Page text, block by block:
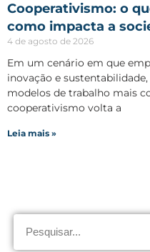
Cooperativismo: o
como impacta a
4 de agosto de 2026
Em um cenário em que
inovação e
modelos de trabalho mais
cooperativismo volta a
Leia mais »